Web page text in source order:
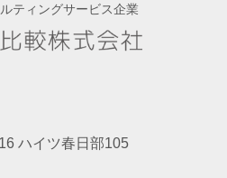
ティングサービス企業
ハイツ春日部105